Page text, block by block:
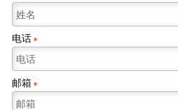
电话*
邮箱*